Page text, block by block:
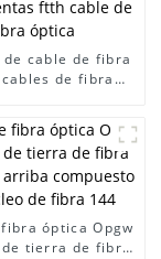
cable de fibra
de fibra
ftth cable de
óptica
óptica Opgw
de tierra de fibra